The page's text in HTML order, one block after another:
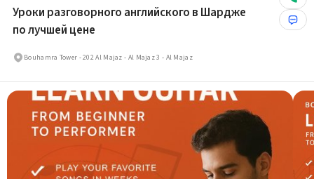
Уроки разговорного английского в Шардже
по лучшей цене
Bouhamra Tower - 202 Al Majaz - Al Majaz 3 - Al Majaz